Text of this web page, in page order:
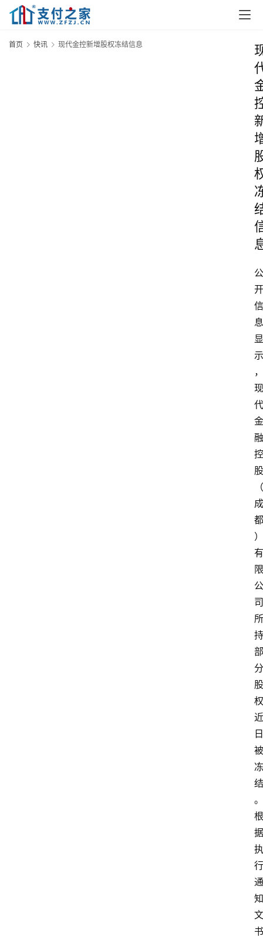
首页 快讯 现代金控新增股权冻结信息
公
开
信
息
显
示
，
现
代
金
融
控
股
（
成
都
）
有
限
公
司
所
持
部
分
股
权
近
日
被
冻
结
。
根
据
执
行
通
知
文
书